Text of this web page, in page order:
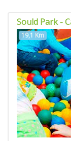
Sould Park -
19,1 Km